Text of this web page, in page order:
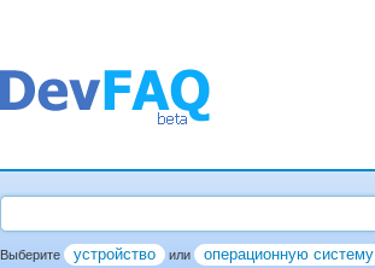
Выберите устройство или операционную систему